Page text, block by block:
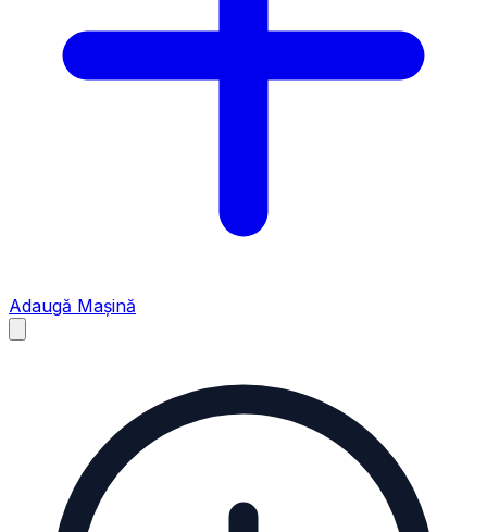
Adaugă Mașină